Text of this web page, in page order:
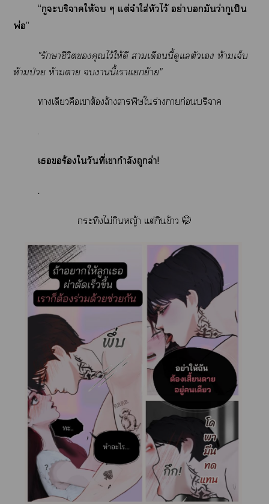
“กูะบริจาคให้ ๆ แต่จำใส่หัวไว้ อย่ามันว่ากูเป็น
พ่อ”
"รักษาชีวิตคุณไว้ให้ดี าเดือนนี้ดูแลตัวเ ห้ามเจ็บ
ห้ามป่วย ห้ามา านี้เาแย้าย"
าเดียวคือเาต้องล้างาพิษใร่างาก่อนบริจาค
.
เร้องใวันที่เากำลังถูกล่า!
.
กระทิงไม่กินหญ้า แต่กินข้าว 🤭